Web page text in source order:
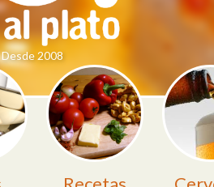
Desde 2008